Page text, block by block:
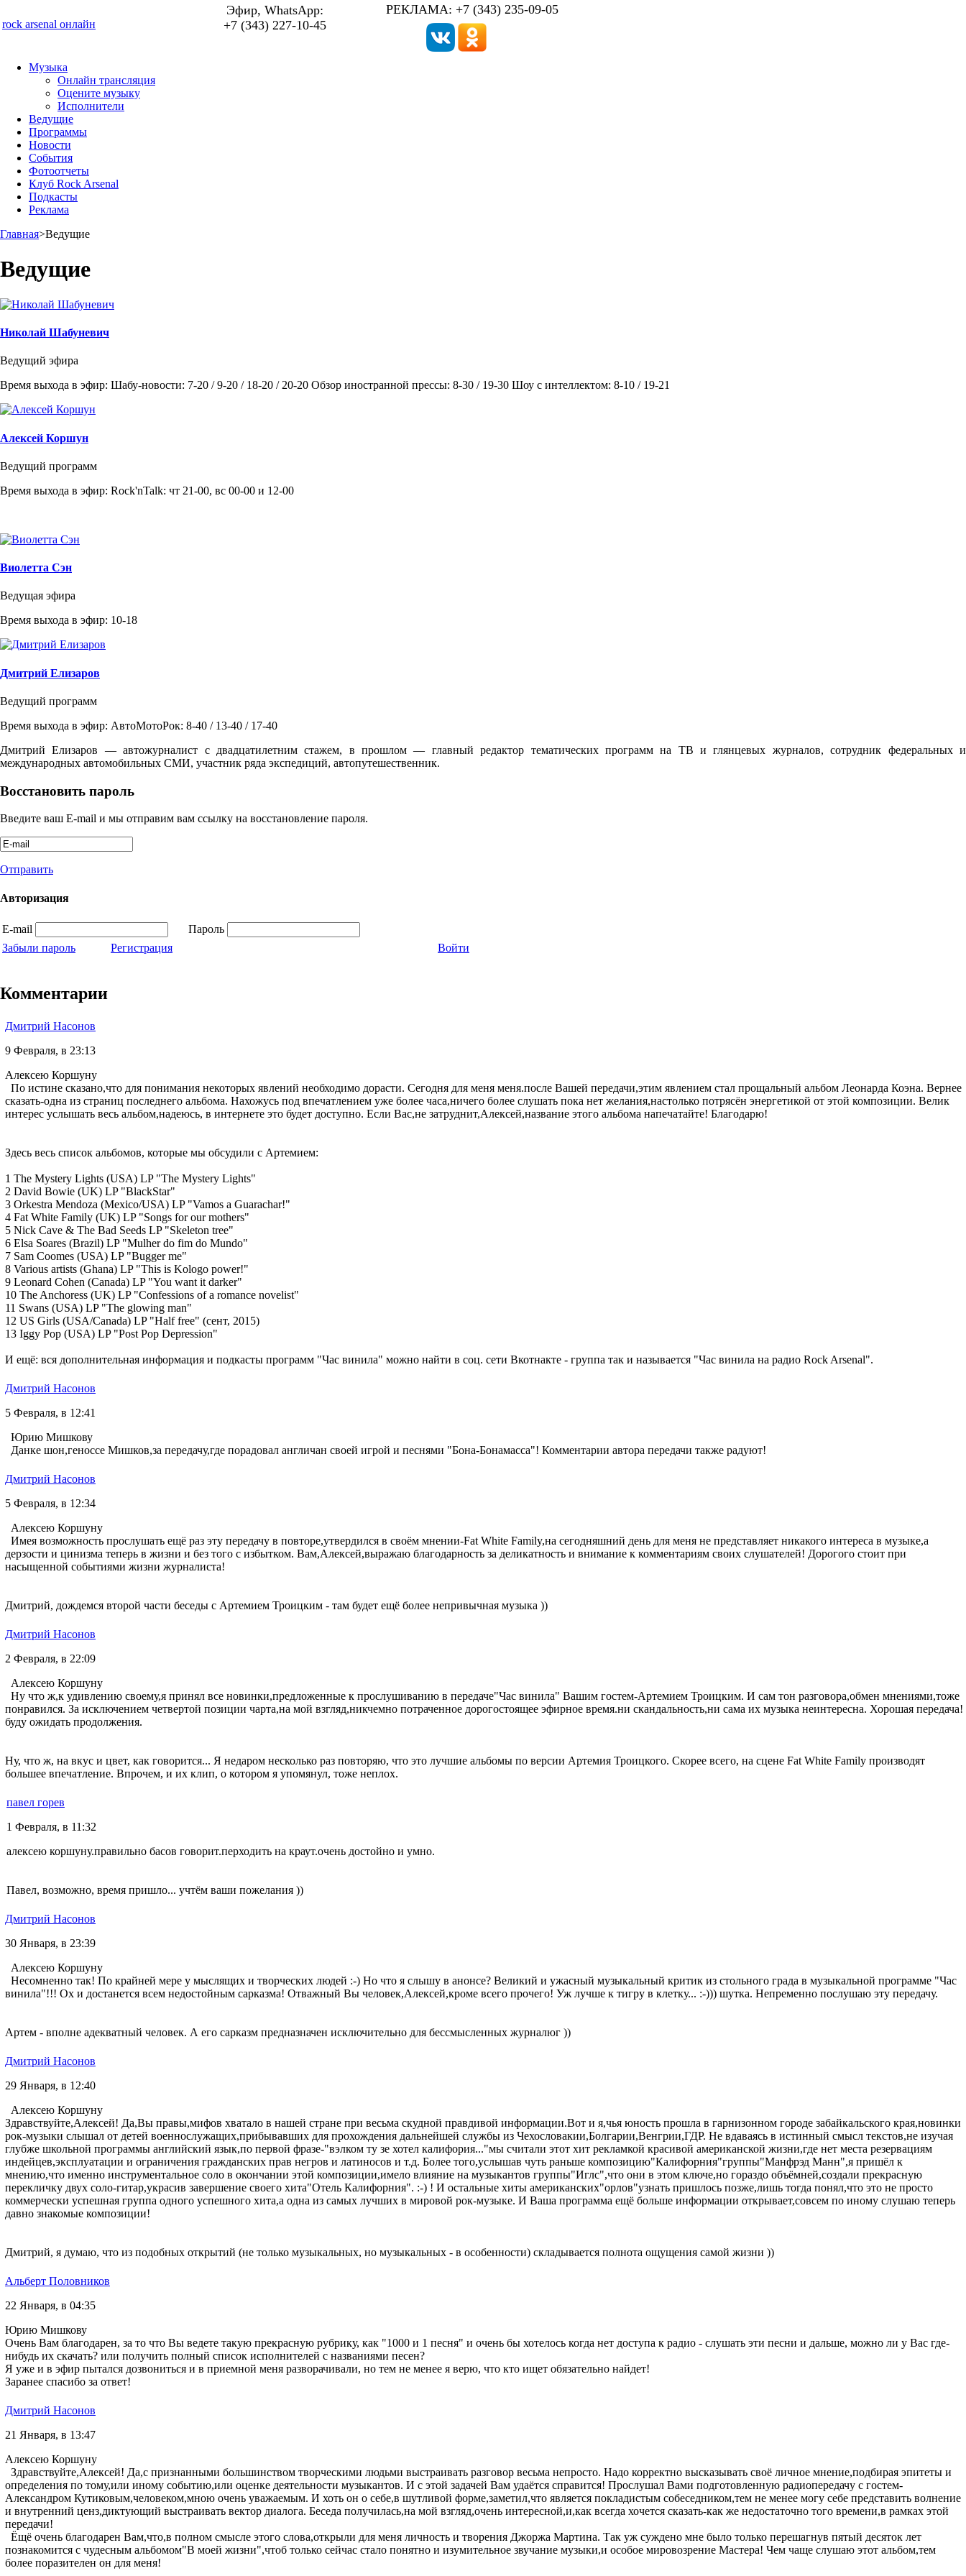
rock arsenal онлайн
Эфир, WhatsApp:
+7 (343) 227-10-45
РЕКЛАМА: +7 (343) 235-09-05
Музыка
Онлайн трансляция
Оцените музыку
Исполнители
Ведущие
Программы
Новости
События
Фотоотчеты
Клуб Rock Arsenal
Подкасты
Реклама
Главная>Ведущие
Ведущие
Николай Шабуневич
Ведущий эфира
Время выхода в эфир: Шабу-новости: 7-20 / 9-20 / 18-20 / 20-20 Обзор иностранной прессы: 8-30 / 19-30 Шоу с интеллектом: 8-10 / 19-21
Алексей Коршун
Ведущий программ
Время выхода в эфир: Rock'nTalk: чт 21-00, вс 00-00 и 12-00
Виолетта Сэн
Ведущая эфира
Время выхода в эфир: 10-18
Дмитрий Елизаров
Ведущий программ
Время выхода в эфир: АвтоМотоРок: 8-40 / 13-40 / 17-40
Дмитрий Елизаров — автожурналист с двадцатилетним стажем, в прошлом — главный редактор тематических программ на ТВ и глянцевых журналов, сотрудник федеральных и
международных автомобильных СМИ, участник ряда экспедиций, автопутешественник.
Восстановить пароль
Введите ваш E-mail и мы отправим вам ссылку на восстановление пароля.
Отправить
Авторизация
E-mail
Пароль
Забыли пароль
Регистрация Войти
Комментарии
Дмитрий Насонов
9 Февраля, в 23:13
Алексею Коршуну
По истине сказано,что для понимания некоторых явлений необходимо дорасти. Сегодня для меня меня.после Вашей передачи,этим явлением стал прощальный альбом Леонарда Коэна. Вернее
сказать-одна из страниц последнего альбома. Нахожусь под впечатлением уже более часа,ничего более слушать пока нет желания,настолько потрясён энергетикой от этой композиции. Велик
интерес услышать весь альбом,надеюсь, в интернете это будет доступно. Если Вас,не затруднит,Алексей,название этого альбома напечатайте! Благодарю!
Здесь весь список альбомов, которые мы обсудили с Артемием:
1 The Mystery Lights (USA) LP "The Mystery Lights"
2 David Bowie (UK) LP "BlackStar"
3 Orkestra Mendoza (Mexico/USA) LP "Vamos a Guarachar!"
4 Fat White Family (UK) LP "Songs for our mothers"
5 Nick Cave & The Bad Seeds LP "Skeleton tree"
6 Elsa Soares (Brazil) LP "Mulher do fim do Mundo"
7 Sam Coomes (USA) LP "Bugger me"
8 Various artists (Ghana) LP "This is Kologo power!"
9 Leonard Cohen (Canada) LP "You want it darker"
10 The Anchoress (UK) LP "Confessions of a romance novelist"
11 Swans (USA) LP "The glowing man"
12 US Girls (USA/Canada) LP "Half free" (сент, 2015)
13 Iggy Pop (USA) LP "Post Pop Depression"
И ещё: вся дополнительная информация и подкасты программ "Час винила" можно найти в соц. сети Вкотнакте - группа так и называется "Час винила на радио Rock Arsenal".
Дмитрий Насонов
5 Февраля, в 12:41
Юрию Мишкову
Данке шон,геноссе Мишков,за передачу,где порадовал англичан своей игрой и песнями "Бона-Бонамасса"! Комментарии автора передачи также радуют!
Дмитрий Насонов
5 Февраля, в 12:34
Алексею Коршуну
Имея возможность прослушать ещё раз эту передачу в повторе,утвердился в своём мнении-Fat White Family,на сегодняшний день для меня не представляет никакого интереса в музыке,а
дерзости и цинизма теперь в жизни и без того с избытком. Вам,Алексей,выражаю благодарность за деликатность и внимание к комментариям своих слушателей! Дорогого стоит при
насыщенной событиями жизни журналиста!
Дмитрий, дождемся второй части беседы с Артемием Троицким - там будет ещё более непривычная музыка ))
Дмитрий Насонов
2 Февраля, в 22:09
Алексею Коршуну
Ну что ж,к удивлению своему,я принял все новинки,предложенные к прослушиванию в передаче"Час винила" Вашим гостем-Артемием Троицким. И сам тон разговора,обмен мнениями,тоже
понравился. За исключением четвертой позиции чарта,на мой взгляд,никчемно потраченное дорогостоящее эфирное время.ни скандальность,ни сама их музыка неинтересна. Хорошая передача!
буду ожидать продолжения.
Ну, что ж, на вкус и цвет, как говорится... Я недаром несколько раз повторяю, что это лучшие альбомы по версии Артемия Троицкого. Скорее всего, на сцене Fat White Family производят
большее впечатление. Впрочем, и их клип, о котором я упомянул, тоже неплох.
павел горев
1 Февраля, в 11:32
алексею коршуну.правильно басов говорит.перходить на краут.очень достойно и умно.
Павел, возможно, время пришло... учтём ваши пожелания ))
Дмитрий Насонов
30 Января, в 23:39
Алексею Коршуну
Несомненно так! По крайней мере у мыслящих и творческих людей :-) Но что я слышу в анонсе? Великий и ужасный музыкальный критик из стольного града в музыкальной программе "Час
винила"!!! Ох и достанется всем недостойным сарказма! Отважный Вы человек,Алексей,кроме всего прочего! Уж лучше к тигру в клетку... :-))) шутка. Непременно послушаю эту передачу.
Артем - вполне адекватный человек. А его сарказм предназначен исключительно для бессмысленных журналюг ))
Дмитрий Насонов
29 Января, в 12:40
Алексею Коршуну
Здравствуйте,Алексей! Да,Вы правы,мифов хватало в нашей стране при весьма скудной правдивой информации.Вот и я,чья юность прошла в гарнизонном городе забайкальского края,новинки
рок-музыки слышал от детей военнослужащих,прибывавших для прохождения дальнейшей службы из Чехословакии,Болгарии,Венгрии,ГДР. Не вдаваясь в истинный смысл текстов,не изучая
глубже школьной программы английский язык,по первой фразе-"вэлком ту зе хотел калифория..."мы считали этот хит рекламкой красивой американской жизни,где нет места резервациям
индейцев,эксплуатации и ограничения гражданских прав негров и латиносов и т.д. Более того,услышав чуть раньше композицию"Калифорния"группы"Манфрэд Манн",я пришёл к
мнению,что именно инструментальное соло в окончании этой композиции,имело влияние на музыкантов группы"Иглс",что они в этом ключе,но гораздо объёмней,создали прекрасную
перекличку двух соло-гитар,украсив завершение своего хита"Отель Калифорния". :-) ! И остальные хиты американских"орлов"узнать пришлось позже,лишь тогда понял,что это не просто
коммерчески успешная группа одного успешного хита,а одна из самых лучших в мировой рок-музыке. И Ваша программа ещё больше информации открывает,совсем по иному слушаю теперь
давно знакомые композиции!
Дмитрий, я думаю, что из подобных открытий (не только музыкальных, но музыкальных - в особенности) складывается полнота ощущения самой жизни ))
Альберт Половников
22 Января, в 04:35
Юрию Мишкову
Очень Вам благодарен, за то что Вы ведете такую прекрасную рубрику, как "1000 и 1 песня" и очень бы хотелось когда нет доступа к радио - слушать эти песни и дальше, можно ли у Вас где-
нибудь их скачать? или получить полный список исполнителей с названиями песен?
Я уже и в эфир пытался дозвониться и в приемной меня разворачивали, но тем не менее я верю, что кто ищет обязательно найдет!
Заранее спасибо за ответ!
Дмитрий Насонов
21 Января, в 13:47
Алексею Коршуну
Здравствуйте,Алексей! Да,с признанными большинством творческими людьми выстраивать разговор весьма непросто. Надо корректно высказывать своё личное мнение,подбирая эпитеты и
определения по тому,или иному событию,или оценке деятельности музыкантов. И с этой задачей Вам удаётся справится! Прослушал Вами подготовленную радиопередачу с гостем-
Александром Кутиковым,человеком,мною очень уважаемым. И хоть он о себе,в шутливой форме,заметил,что является покладистым собеседником,тем не менее могу себе представить волнение
и внутренний ценз,диктующий выстраивать вектор диалога. Беседа получилась,на мой взгляд,очень интересной,и,как всегда хочется сказать-как же недостаточно того времени,в рамках этой
передачи!
Ёщё очень благодарен Вам,что,в полном смысле этого слова,открыли для меня личность и творения Джоржа Мартина. Так уж суждено мне было только перешагнув пятый десяток лет
познакомится с чудесным альбомом"В моей жизни",чтоб только сейчас стало понятно и изумительное звучание музыки,и особое мировозрение Мастера! Чем чаще слушаю этот альбом,тем
более поразителен он для меня!